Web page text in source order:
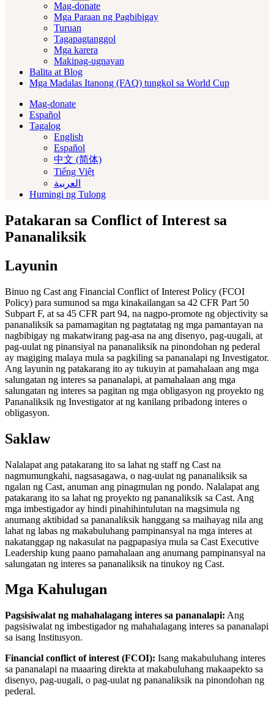
Mag-donate
Mga Paraan ng Pagbibigay
Turuan
Tagapagtanggol
Mga karera
Makipag-ugnayan
Balita at Blog
Mga Madalas Itanong (FAQ) tungkol sa World Cup
Mag-donate
Español
Tagalog
English
Español
中文 (简体)
Tiếng Việt
العربية‏
Humingi ng Tulong
Patakaran sa Conflict of Interest sa
Pananaliksik
Layunin
Binuo ng Cast ang Financial Conflict of Interest Policy (FCOI
Policy) para sumunod sa mga kinakailangan sa 42 CFR Part 50
Subpart F, at sa 45 CFR part 94, na nagpo-promote ng objectivity sa
pananaliksik sa pamamagitan ng pagtatatag ng mga pamantayan na
nagbibigay ng makatwirang pag-asa na ang disenyo, pag-uugali, at
pag-uulat ng pinansiyal na pananaliksik na pinondohan ng pederal
ay magiging malaya mula sa pagkiling sa pananalapi ng Investigator.
Ang layunin ng patakarang ito ay tukuyin at pamahalaan ang mga
salungatan ng interes sa pananalapi, at pamahalaan ang mga
salungatan ng interes sa pagitan ng mga obligasyon ng proyekto ng
Pananaliksik ng Investigator at ng kanilang pribadong interes o
obligasyon.
Saklaw
Nalalapat ang patakarang ito sa lahat ng staff ng Cast na
nagmumungkahi, nagsasagawa, o nag-uulat ng pananaliksik sa
ngalan ng Cast, anuman ang pinagmulan ng pondo. Nalalapat ang
patakarang ito sa lahat ng proyekto ng pananaliksik sa Cast. Ang
mga imbestigador ay hindi pinahihintulutan na magsimula ng
anumang aktibidad sa pananaliksik hanggang sa maihayag nila ang
lahat ng labas ng makabuluhang pampinansyal na mga interes at
nakatanggap ng nakasulat na pagpapasiya mula sa Cast Executive
Leadership kung paano pamahalaan ang anumang pampinansyal na
salungatan ng interes sa pananaliksik na tinukoy ng Cast.
Mga Kahulugan
Pagsisiwalat ng mahahalagang interes sa pananalapi: Ang
pagsisiwalat ng imbestigador ng mahahalagang interes sa pananalapi
sa isang Institusyon.
Financial conflict of interest (FCOI): Isang makabuluhang interes
sa pananalapi na maaaring direkta at makabuluhang makaapekto sa
disenyo, pag-uugali, o pag-uulat ng pananaliksik na pinondohan ng
pederal.